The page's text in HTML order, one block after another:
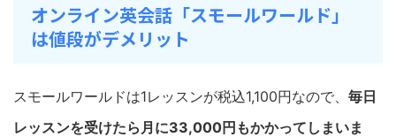
オンライン英会話「スモールワールド」
は値段がデメリット
スモールワールドは1レッスンが税込1,100円なので、 毎日
レッスンを受けたら月に33,000円もかかってしまいま